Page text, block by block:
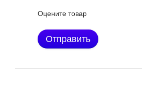
Оцените товар
Отправить